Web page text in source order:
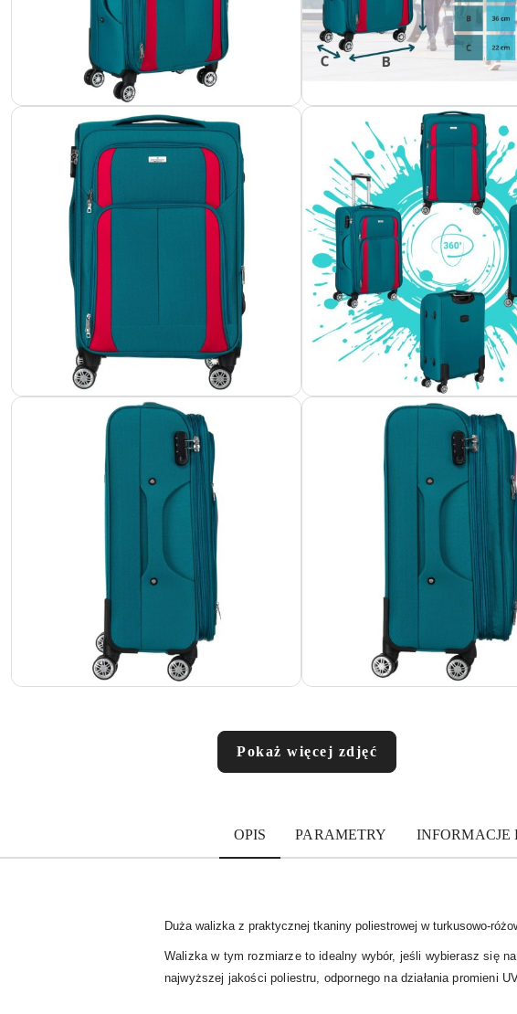
Pokaż więcej zdjęć
OPIS PARAMETRY INFORMACJE
Duża walizka z praktycznej tkaniny poliestrowej w turkusowo-
Walizka w tym rozmiarze to idealny wybór, jeśli wybierasz się
najwyższej jakości poliestru, odpornego na działania promieni